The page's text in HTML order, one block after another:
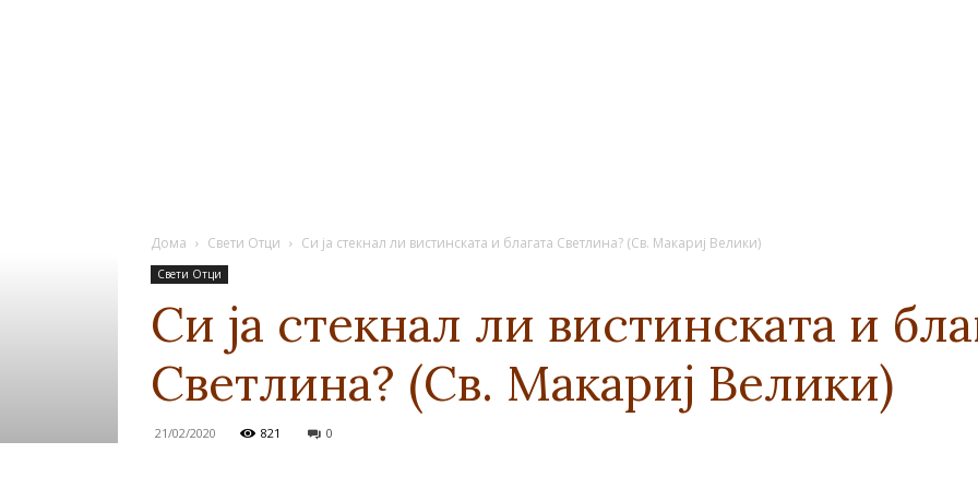
Дома Свети Отци Си ја стекнал ли вистинската и благата Светлина? (Св. Макариј Велики)
Свети Отци
Си ја стекнал ли вистинската и
Светлина? (Св. Макариј Велики)
21/02/2020 821 0